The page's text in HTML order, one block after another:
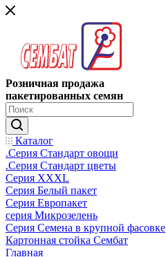
Розничная продажа
пакетированных семян
Каталог
.Серия Стандарт овощи
.Серия Стандарт цветы
Серия XXXL
Серия Белый пакет
Серия Европакет
серия Микрозелень
Серия Семена в крупной фасовке
Картонная стойка Сембат
Главная